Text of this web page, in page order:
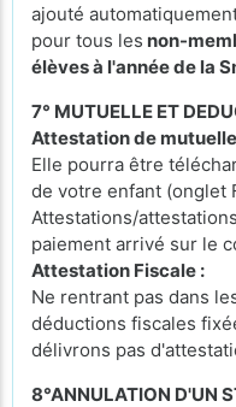
ajouté
pour tous les non-
élèves à l'année de la
7° MUTUELLE ET
Attestation de
Elle pourra être
de votre enfant (onglet
Attestations/
paiement arrivé sur le
Attestation Fiscale :
Ne rentrant pas dans
déductions fiscales
délivrons pas
8°ANNULATION D'UN